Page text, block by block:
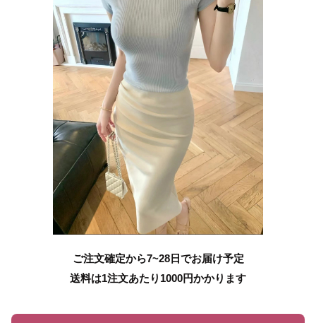
ご注文確定から7~28日でお届け予定
送料は1注文あたり 1000円かかります